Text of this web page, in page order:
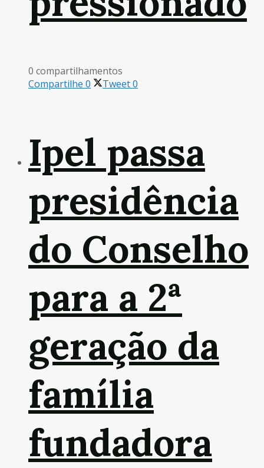
0 compartilhamentos
Compartilhe 0 Tweet0
Ipel passa
presidência
do Conselho
para a 2ª
geração da
família
fundadora